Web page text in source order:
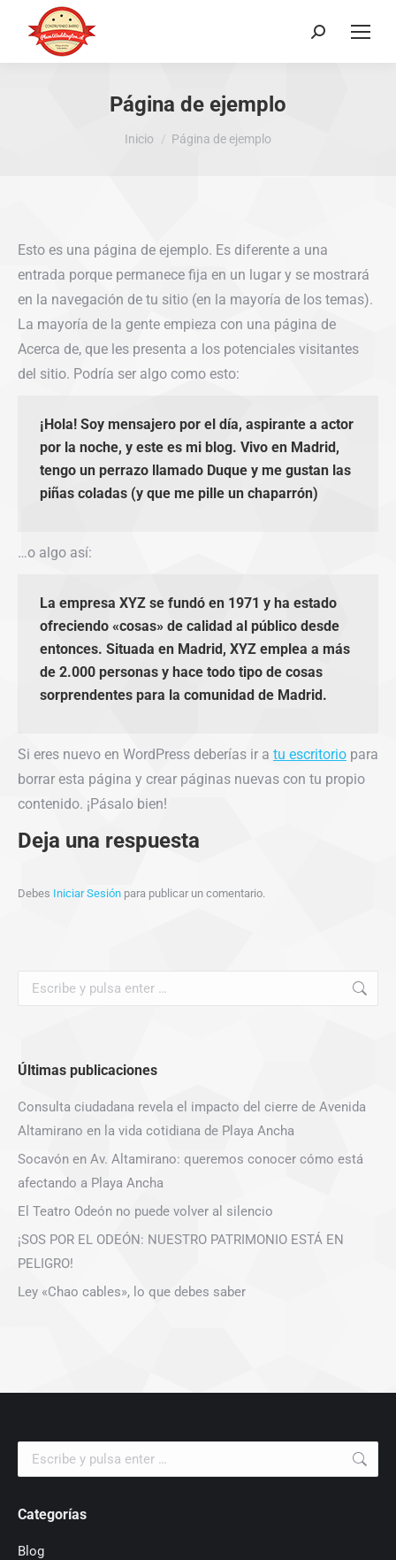
Buscar:
Página de ejemplo
Estás aquí:
Inicio Página de ejemplo
Esto es una página de ejemplo. Es diferente a una
entrada porque permanece fija en un lugar y se mostrará
en la navegación de tu sitio (en la mayoría de los temas).
La mayoría de la gente empieza con una página de
Acerca de, que les presenta a los potenciales visitantes
del sitio. Podría ser algo como esto:
¡Hola! Soy mensajero por el día, aspirante a actor
por la noche, y este es mi blog. Vivo en Madrid,
tengo un perrazo llamado Duque y me gustan las
piñas coladas (y que me pille un chaparrón)
…o algo así:
La empresa XYZ se fundó en 1971 y ha estado
ofreciendo «cosas» de calidad al público desde
entonces. Situada en Madrid, XYZ emplea a más
de 2.000 personas y hace todo tipo de cosas
sorprendentes para la comunidad de Madrid.
Si eres nuevo en WordPress deberías ir a tu escritorio para
borrar esta página y crear páginas nuevas con tu propio
contenido. ¡Pásalo bien!
Deja una respuesta
Debes Iniciar Sesión para publicar un comentario.
Buscar:
Últimas publicaciones
Consulta ciudadana revela el impacto del cierre de Avenida
Altamirano en la vida cotidiana de Playa Ancha
Socavón en Av. Altamirano: queremos conocer cómo está
afectando a Playa Ancha
El Teatro Odeón no puede volver al silencio
¡SOS POR EL ODEÓN: NUESTRO PATRIMONIO ESTÁ EN
PELIGRO!
Ley «Chao cables», lo que debes saber
Buscar:
Categorías
Blog